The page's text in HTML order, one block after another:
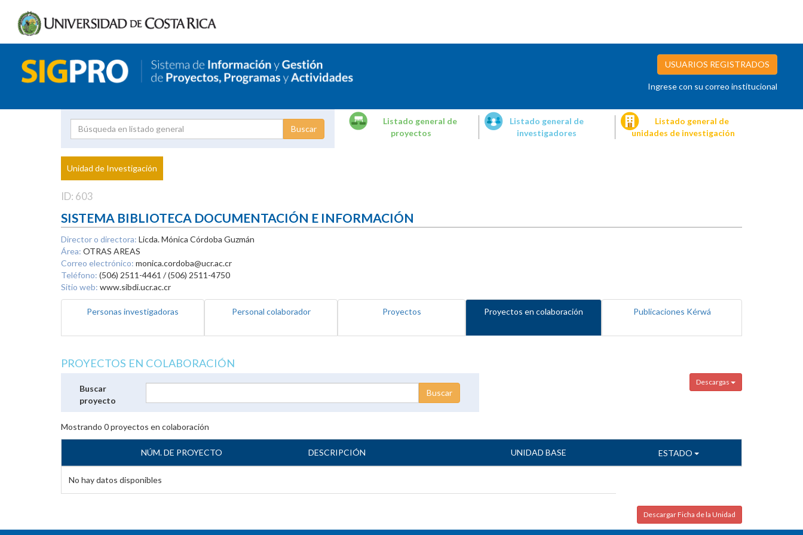
USUARIOS REGISTRADOS
Ingrese con su correo institucional
Proyecto
Investigador
Listado general de
proyectos
Listado general de
investigadores
Listado general de
unidades de investigación
Unidad de Investigación
ID: 603
SISTEMA BIBLIOTECA DOCUMENTACIÓN E INFORMACIÓN
Director o directora: Licda. Mónica Córdoba Guzmán
Área: OTRAS AREAS
Correo electrónico: monica.cordoba@ucr.ac.cr
Teléfono: (506) 2511-4461 / (506) 2511-4750
Sitio web: www.sibdi.ucr.ac.cr
Personas investigadoras Personal colaborador Proyectos Proyectos en colaboración Publicaciones Kérwá
PROYECTOS EN COLABORACIÓN
Descargas
Buscar
proyecto
Mostrando 0proyectos en colaboración
NÚM. DE PROYECTO DESCRIPCIÓN UNIDAD BASE ESTADO
No hay datos disponibles
Descargar Ficha de la Unidad